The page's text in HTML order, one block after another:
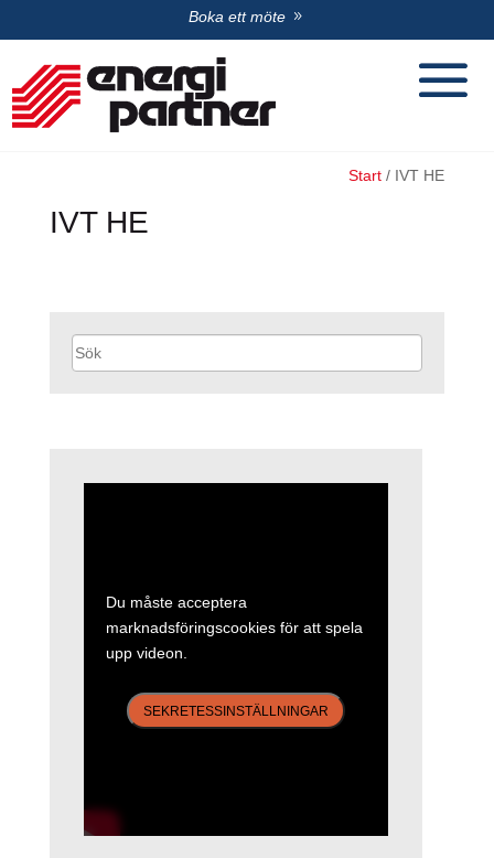
Boka ett möte
Start / IVT HE
IVT HE
Du måste acceptera
marknadsföringscookies för att spela
upp videon.
SEKRETESSINSTÄLLNINGAR